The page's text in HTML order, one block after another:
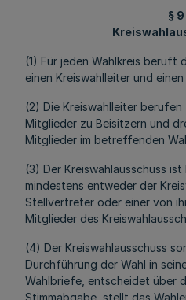
§ 9
(1) Für jeden Wahlkreis beruft
einen Kreiswahlleiter und
(2) Die Kreiswahlleiter
Mitglieder zu Beisitzern und
Mitglieder im betreffenden
(3) Der Kreiswahlausschuss
mindestens entweder der
Stellvertreter oder einer von
Mitglieder des
(4) Der Kreiswahlausschuss
Durchführung der Wahl in
Wahlbriefe, entscheidet über
Stimmabgabe, stellt das